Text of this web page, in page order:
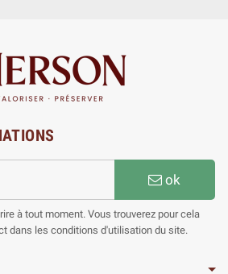
ok
à tout moment. Vous trouverez pour cela
dans les conditions d'utilisation du site.